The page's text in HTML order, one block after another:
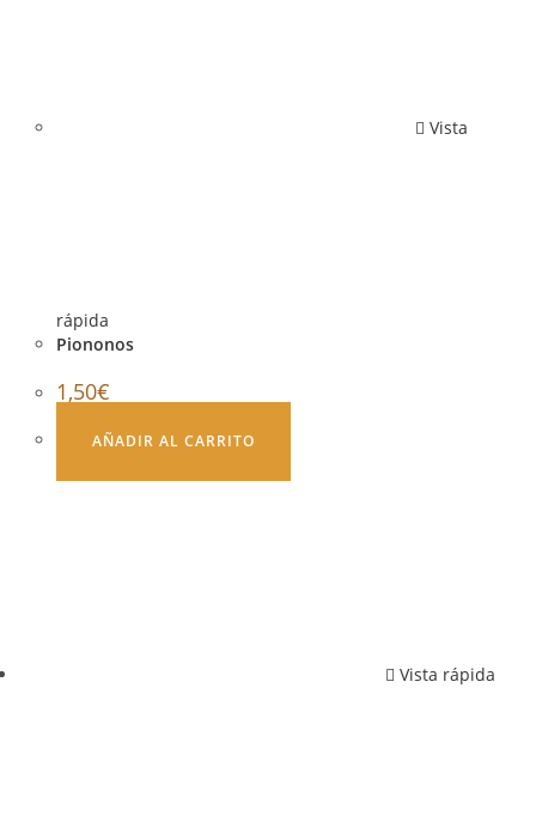
Vista
rápida
Piononos
1,50€
AÑADIR AL CARRITO
Vista rápida